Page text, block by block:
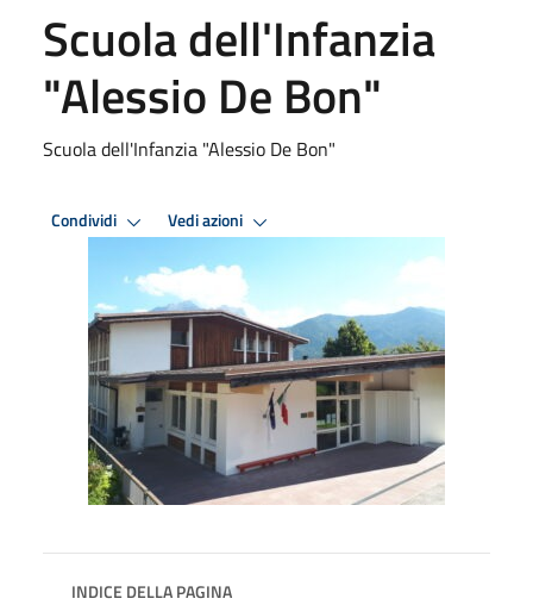
Scuola dell'Infanzia
"Alessio De Bon"
Scuola dell'Infanzia "Alessio De Bon"
Condividi Vedi azioni
INDICE DELLA PAGINA